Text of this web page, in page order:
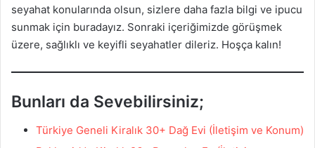
seyahat konularında olsun, sizlere daha fazla bilgi ve ipucu
sunmak için buradayız. Sonraki içeriğimizde görüşmek
üzere, sağlıklı ve keyifli seyahatler dileriz. Hoşça kalın!
Bunları da Sevebilirsiniz;
Türkiye Geneli Kiralık 30+ Dağ Evi (İletişim ve Konum)